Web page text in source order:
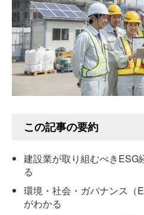
この記事の要約
建設業が取り組むべきESG
る
環境・社会・ガバナンス（
がわかる